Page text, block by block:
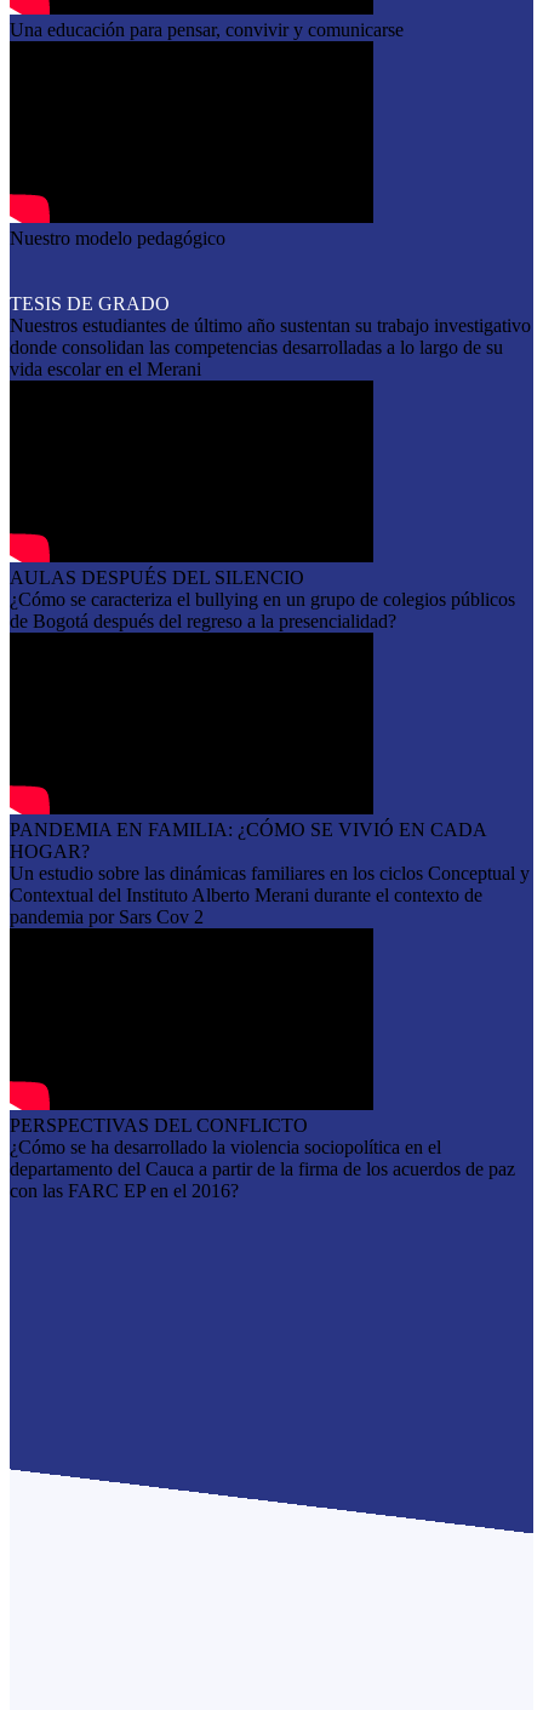
Una educación para pensar, convivir y comunicarse
Nuestro modelo pedagógico
TESIS DE GRADO
Nuestros estudiantes de último año sustentan su trabajo investigativo
donde consolidan las competencias desarrolladas a lo largo de su
vida escolar en el Merani
AULAS DESPUÉS DEL SILENCIO
¿Cómo se caracteriza el bullying en un grupo de colegios públicos
de Bogotá después del regreso a la presencialidad?
PANDEMIA EN FAMILIA: ¿CÓMO SE VIVIÓ EN CADA
HOGAR?
Un estudio sobre las dinámicas familiares en los ciclos Conceptual y
Contextual del Instituto Alberto Merani durante el contexto de
pandemia por Sars Cov 2
PERSPECTIVAS DEL CONFLICTO
¿Cómo se ha desarrollado la violencia sociopolítica en el
departamento del Cauca a partir de la firma de los acuerdos de paz
con las FARC EP en el 2016?